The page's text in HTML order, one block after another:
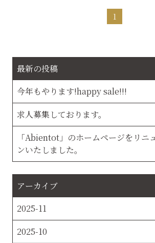
1
最新の投稿
今年もやります!happy sale!!!
求人募集しております。
「Abientot」のホームページをリニ
ンいたしました。
アーカイブ
2025-11
2025-10